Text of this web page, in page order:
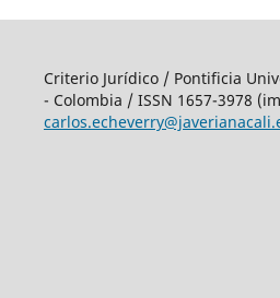
Criterio Jurídico / Pontificia
- Colombia / ISSN 1657-3978